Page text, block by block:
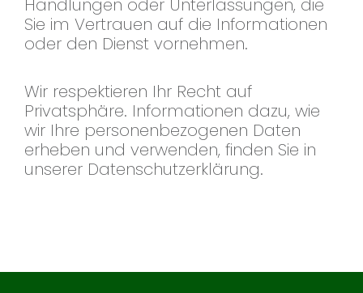
Handlungen oder Unterlassungen, die
Sie im Vertrauen auf die Informationen
oder den Dienst vornehmen.
Wir respektieren Ihr Recht auf
Privatsphäre. Informationen dazu, wie
wir Ihre personenbezogenen Daten
erheben und verwenden, finden Sie in
unserer Datenschutzerklärung.